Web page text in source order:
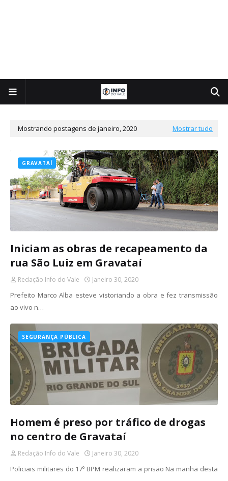
Mostrando postagens de janeiro, 2020 Mostrar tudo
GRAVATAÍ
Iniciam as obras de recapeamento da
rua São Luiz em Gravataí
Redação Info do Vale Janeiro 30, 2020
Prefeito Marco Alba esteve vistoriando a obra e fez transmissão
ao vivo n…
SEGURANÇA PÚBLICA
Homem é preso por tráfico de drogas
no centro de Gravataí
Redação Info do Vale Janeiro 30, 2020
Policiais militares do 17º BPM realizaram a prisão Na manhã desta